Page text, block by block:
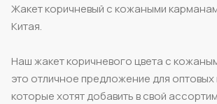
Жакет коричневый с кожаными
Китая.
Наш жакет коричневого цвета с
это отличное предложение для оптовых
которые хотят добавить в свой